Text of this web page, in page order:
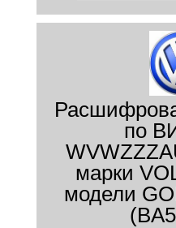
по
марки
модели